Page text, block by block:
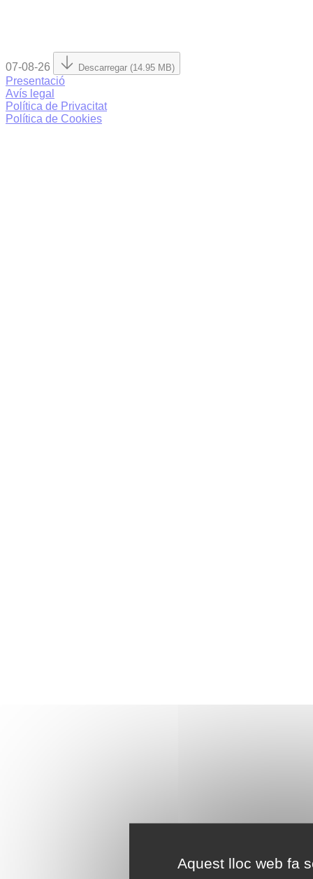
Aquest lloc web fa
07-08-26 Descarregar (14.95 MB)
Presentació
Avís legal
Política de Privacitat
Política de Cookies